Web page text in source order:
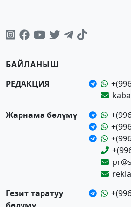
БАЙЛАНЫШ
РЕДАКЦИЯ
Жарнама бөлүмү
Гезит таратуу